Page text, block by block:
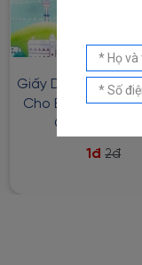
Giấy Dán Tường
Cho Bé Chất Liệu
Cấp - HPL-
1đ 2đ